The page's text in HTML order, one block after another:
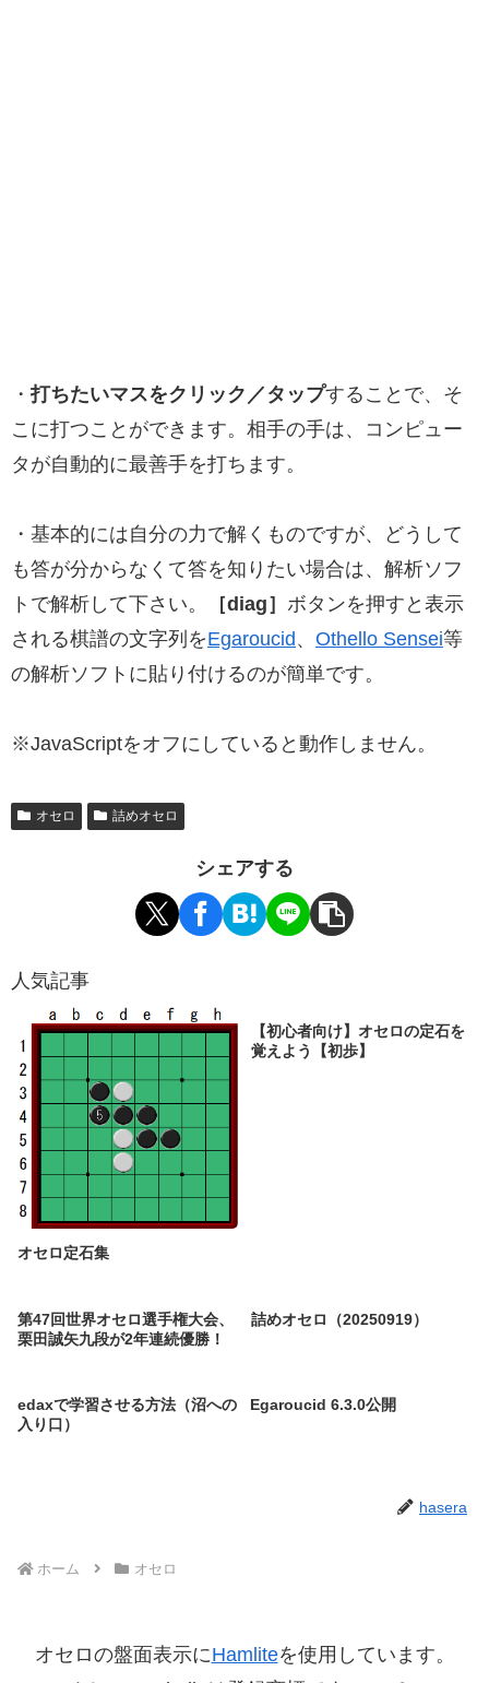
・打ちたいマスをクリック／タップすることで、そ
こに打つことができます。相手の手は、コンピュー
タが自動的に最善手を打ちます。
・基本的には自分の力で解くものですが、どうして
も答が分からなくて答を知りたい場合は、解析ソフ
トで解析して下さい。
［diag］ ボタンを押すと表示
される棋譜の文字列をEgaroucid、 Othello Sensei等
の解析ソフトに貼り付けるのが簡単です。
※JavaScriptをオフにしていると動作しません。
オセロ 詰めオセロ
シェアする
人気記事
オセロ定石集
【初心者向け】オセロの定石を
覚えよう【初歩】
第47回世界オセロ選手権大会、
栗田誠矢九段が2年連続優勝！
詰めオセロ（20250919）
edaxで学習させる方法（沼への
入り口）
Egaroucid 6.3.0公開
hasera
ホーム オセロ
オセロの盤面表示にHamliteを使用しています。